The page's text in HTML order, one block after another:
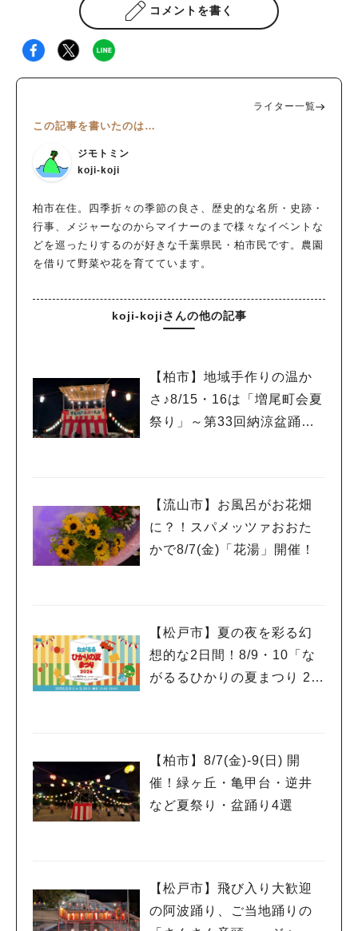
コメントを書く
ライター一覧
この記事を書いたのは…
ジモトミン
koji-koji
柏市在住。四季折々の季節の良さ、歴史的な名所・史跡・
行事、メジャーなのからマイナーのまで様々なイベントな
どを巡ったりするのが好きな千葉県民・柏市民です。農園
を借りて野菜や花を育てています。
koji-kojiさんの他の記事
【柏市】地域手作りの温か
さ♪8/15・16は「増尾町会夏
祭り」～第33回納涼盆踊り
【流山市】お風呂がお花畑
に？！スパメッツァおおた
かで8/7(金)「花湯」開催！
【松戸市】夏の夜を彩る幻
想的な2日間！8/9・10「な
がるるひかりの夏まつり 20
【柏市】8/7(金)‐9(日) 開
催！緑ヶ丘・亀甲台・逆井
など夏祭り・盆踊り4選
【松戸市】飛び入り大歓迎
の阿波踊り、ご当地踊りの